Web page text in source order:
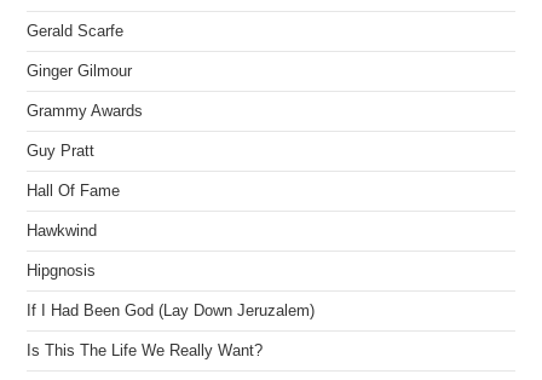
Gerald Scarfe
Ginger Gilmour
Grammy Awards
Guy Pratt
Hall Of Fame
Hawkwind
Hipgnosis
If I Had Been God (Lay Down Jeruzalem)
Is This The Life We Really Want?